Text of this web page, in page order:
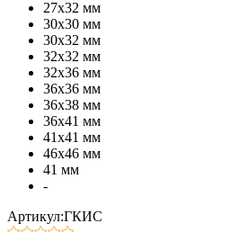
27х32 мм
30х30 мм
30х32 мм
32х32 мм
32х36 мм
36х36 мм
36х38 мм
36х41 мм
41х41 мм
46х46 мм
41 мм
-
Артикул:ГКИС